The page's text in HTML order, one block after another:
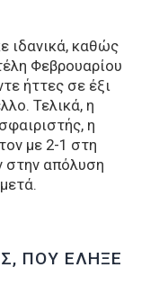
ιδανικά, καθώς
Φεβρουαρίου
ήττες σε έξι
Τελικά, η
η
με 2-1 στη
στην απόλυση
ΠΟΥ ΕΛΗΞΕ